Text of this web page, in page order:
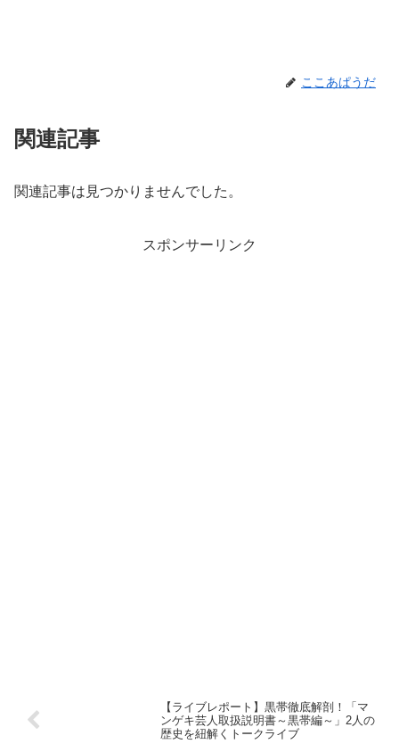
ここあぱうだ
関連記事
関連記事は見つかりませんでした。
スポンサーリンク
【ライブレポート】黒帯徹底解剖！「マ
ンゲキ芸人取扱説明書～黒帯編～」2人の
歴史を紐解くトークライブ